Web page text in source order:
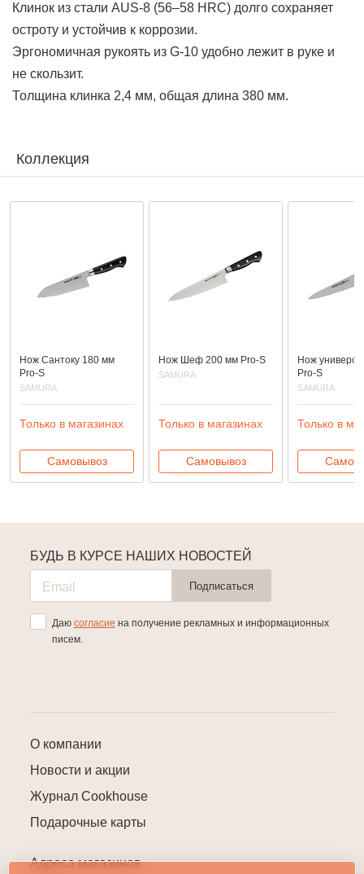
Клинок из стали AUS-8 (56–58 HRC) долго сохраняет
остроту и устойчив к коррозии.
Эргономичная рукоять из G-10 удобно лежит в руке и
не скользит.
Толщина клинка 2,4 мм, общая длина 380 мм.
Коллекция
Нож Сантоку 180 мм
Pro-S
SAMURA
Только в магазинах
Самовывоз
Нож Шеф 200 мм Pro-S
SAMURA
Только в магазинах
Самовывоз
Нож
Pro-S
SAMURA
Только в
О компании
Новости и акции
Журнал Cookhouse
Подарочные карты
Адреса магазинов
БУДЬ В КУРСЕ НАШИХ НОВОСТЕЙ
Подписаться
Даю согласие на получение рекламных и информационных
писем.